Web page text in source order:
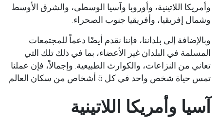
وأمريكا اللاتينية، وأوروبا وآسيا الوسطى، والشرق الأوسط
وشمال إفريقيا، وأفريقيا جنوب الصحراء.
وبالإضافة إلى بلداننا، فإننا نقدم أيضًا دعماً للمجتمعات
المسلمة في البلدان غير الأعضاء، بما في ذلك تلك التي
تعاني من النزاعات، والكوارث الطبيعية. وإجمالاً، فإن عملنا
تمس حياة شخص واحد في كل 5 أشخاص من سكان العالم.
آسيا وأمريكا اللاتينية